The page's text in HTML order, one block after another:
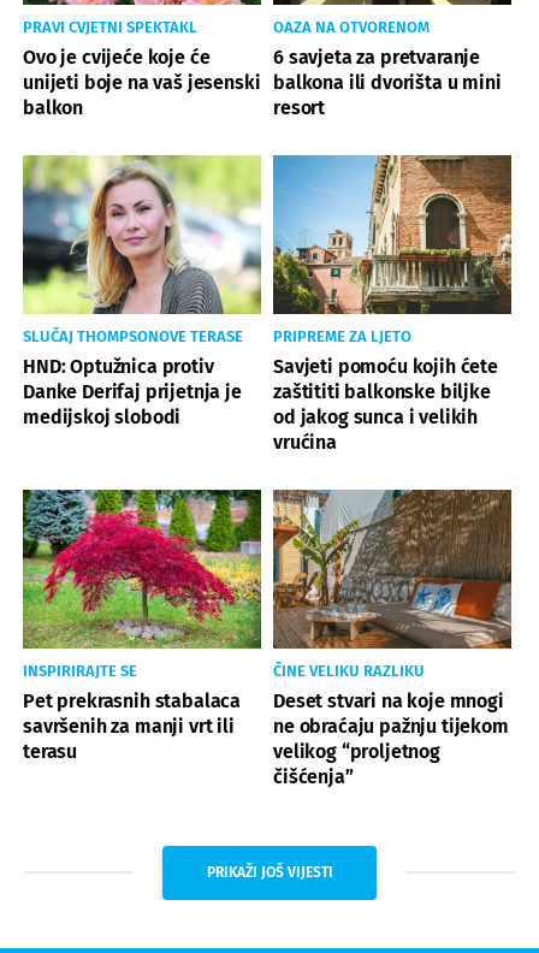
PRAVI CVJETNI SPEKTAKL
Ovo je cvijeće koje će
unijeti boje na vaš jesenski
balkon
OAZA NA OTVORENOM
6 savjeta za pretvaranje
balkona ili dvorišta u mini
resort
SLUČAJ THOMPSONOVE TERASE
HND: Optužnica protiv
Danke Derifaj prijetnja je
medijskoj slobodi
PRIPREME ZA LJETO
Savjeti pomoću kojih ćete
zaštititi balkonske biljke
od jakog sunca i velikih
vrućina
INSPIRIRAJTE SE
Pet prekrasnih stabalaca
savršenih za manji vrt ili
terasu
ČINE VELIKU RAZLIKU
Deset stvari na koje mnogi
ne obraćaju pažnju tijekom
velikog “proljetnog
čišćenja”
PRIKAŽI JOŠ VIJESTI